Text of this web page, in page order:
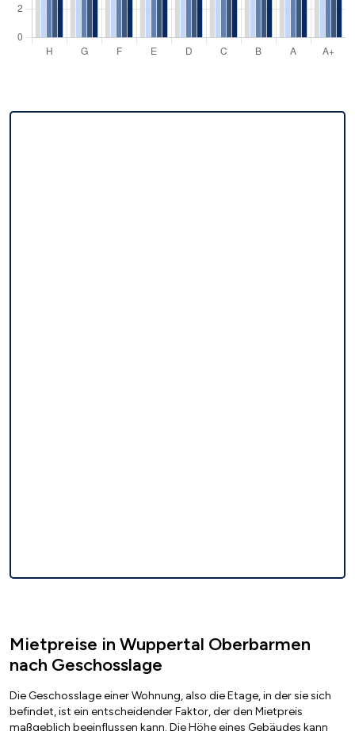
Mietpreise in Wuppertal Oberbarmen
nach Geschosslage
Die Geschosslage einer Wohnung, also die Etage, in der sie sich
befindet, ist ein entscheidender Faktor, der den Mietpreis
maßgeblich beeinflussen kann. Die Höhe eines Gebäudes kann